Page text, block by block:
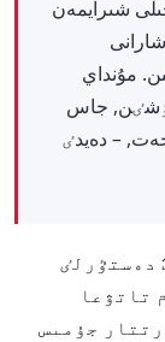
شىرايمەن
مۇنداي
ٷشٸن, جاس
– دەيدٸ
دەستٷرلٸ
تاتۋعا
جۇمىس